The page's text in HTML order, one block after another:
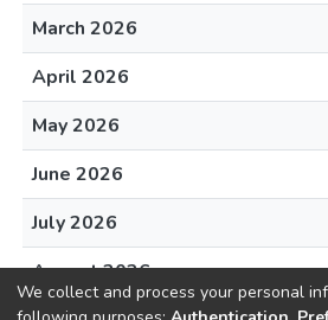
March 2026
April 2026
May 2026
June 2026
July 2026
August 2026
We collect and process your personal